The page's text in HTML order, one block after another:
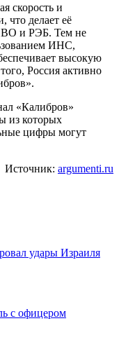
скорость и
что делает её
и РЭБ. Тем не
ИНС,
высокую
Россия активно
«Калибров»
из которых
цифры могут
Источник: argumenti.ru
удары Израиля
с офицером